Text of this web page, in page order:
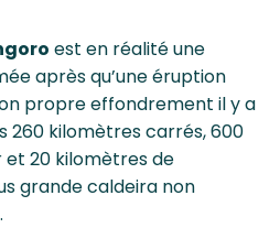
est en réalité une
après qu’une éruption
propre effondrement il y a
260 kilomètres carrés, 600
20 kilomètres de
grande caldeira non